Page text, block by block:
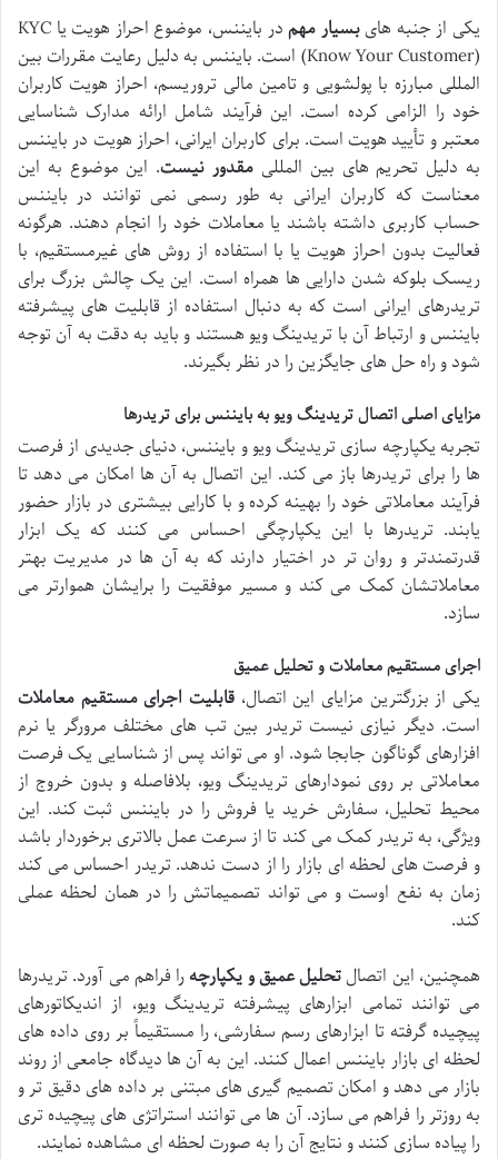
یکی از جنبه هایبسیار مهم
در بایننس، موضوع احراز هویت یا KYC
(Know Your Customer) است. بایننس به دلیل رعایت مقررات بین
المللی مبارزه با پولشویی و تامین مالی تروریسم، احراز هویت کاربران
خود را الزامی کرده است. این فرآیند شامل ارائه مدارک شناسایی
معتبر و تأیید هویت است. برای کاربران ایرانی، احراز هویت در بایننس
به دلیل تحریم های بین المللی مقدور نیست. این موضوع به این
معناست که کاربران ایرانی به طور رسمی نمی توانند در بایننس
حساب کاربری داشته باشند یا معاملات خود را انجام دهند. هرگونه
فعالیت بدون احراز هویت یا با استفاده از روش های غیرمستقیم، با
ریسک بلوکه شدن دارایی ها همراه است. این یک چالش بزرگ برای
تریدرهای ایرانی است که به دنبال استفاده از قابلیت های پیشرفته
بایننس و ارتباط آن با تریدینگ ویو هستند و باید به دقت به آن توجه
شود و راه حل های جایگزین را در نظر بگیرند.
مزایای اصلی اتصال تریدینگ ویو به بایننس برای تریدرها
تجربه یکپارچه سازی تریدینگ ویو و بایننس، دنیای جدیدی از فرصت
ها را برای تریدرها باز می کند. این اتصال به آن ها امکان می دهد تا
فرآیند معاملاتی خود را بهینه کرده و با کارایی بیشتری در بازار حضور
یابند. تریدرها با این یکپارچگی احساس می کنند که یک ابزار
قدرتمندتر و روان تر در اختیار دارند که به آن ها در مدیریت بهتر
معاملاتشان کمک می کند و مسیر موفقیت را برایشان هموارتر می
سازد.
اجرای مستقیم معاملات و تحلیل عمیق
یکی از بزرگترین مزایای این اتصال، قابلیت اجرای مستقیم معاملات
است. دیگر نیازی نیست تریدر بین تب های مختلف مرورگر یا نرم
افزارهای گوناگون جابجا شود. او می تواند پس از شناسایی یک فرصت
معاملاتی بر روی نمودارهای تریدینگ ویو، بلافاصله و بدون خروج از
محیط تحلیل، سفارش خرید یا فروش را در بایننس ثبت کند. این
ویژگی، به تریدر کمک می کند تا از سرعت عمل بالاتری برخوردار باشد
و فرصت های لحظه ای بازار را از دست ندهد. تریدر احساس می کند
زمان به نفع اوست و می تواند تصمیماتش را در همان لحظه عملی
کند.
همچنین، این اتصالتحلیل عمیق و یکپارچهرا فراهم می آورد. تریدرها
می توانند تمامی ابزارهای پیشرفته تریدینگ ویو، از اندیکاتورهای
پیچیده گرفته تا ابزارهای رسم سفارشی، را مستقیماً بر روی داده های
لحظه ای بازار بایننس اعمال کنند. این به آن ها دیدگاه جامعی از روند
بازار می دهد و امکان تصمیم گیری های مبتنی بر داده های دقیق تر و
به روزتر را فراهم می سازد. آن ها می توانند استراتژی های پیچیده تری
را پیاده سازی کنند و نتایج آن را به صورت لحظه ای مشاهده نمایند.